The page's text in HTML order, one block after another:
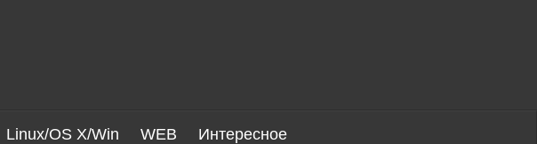
Linux/OS X/Win WEB Интересное